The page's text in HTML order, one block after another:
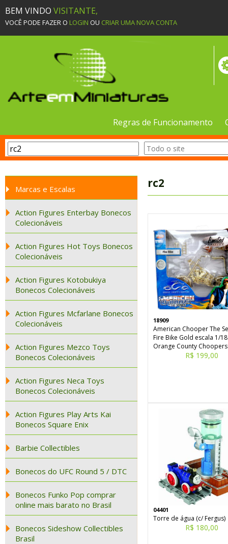
BEM VINDO VISITANTE,
VOCÊ PODE FAZER O LOGIN OU CRIAR UMA NOVA CONTA
Regras de Funcionamento
Marcas e Escalas
Action Figures Enterbay Bonecos
Colecionáveis
Action Figures Hot Toys Bonecos
Colecionáveis
Action Figures Kotobukiya
Bonecos Colecionáveis
Action Figures Mcfarlane Bonecos
Colecionáveis
Action Figures Mezco Toys
Bonecos Colecionáveis
Action Figures Neca Toys
Bonecos Colecionáveis
Action Figures Play Arts Kai
Bonecos Square Enix
Barbie Collectibles
Bonecos do UFC Round 5 / DTC
Bonecos Funko Pop comprar
online mais barato no Brasil
Bonecos Sideshow Collectibles
Brasil
rc2
18909
American Chooper The
Fire Bike Gold escala 1/
Orange County Choopers
R$ 199,00
04401
Torre de água (c/ Fergus)
R$ 180,00